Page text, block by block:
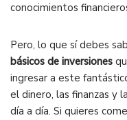
conocimientos
Pero, lo que sí debes
básicos de inversiones
ingresar a este
el dinero, las finanzas y
día a día. Si quieres